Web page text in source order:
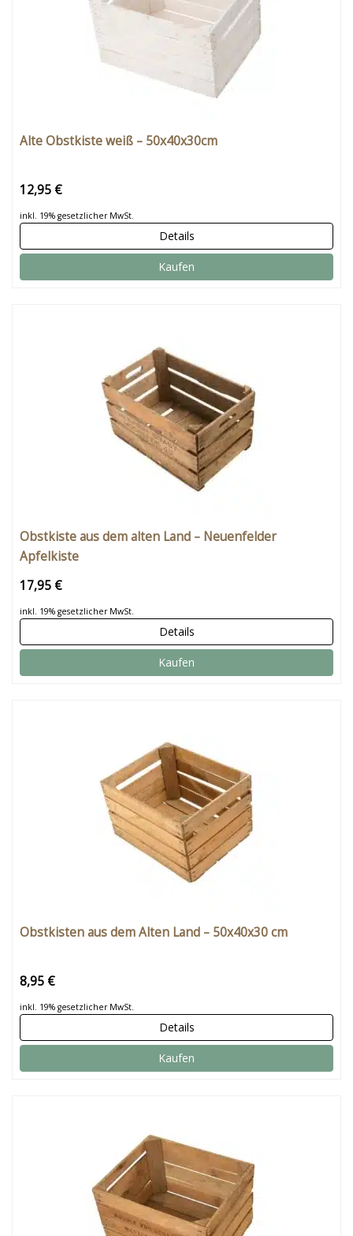
Alte Obstkiste weiß – 50x40x30cm
12,95 €
inkl. 19% gesetzlicher MwSt.
Details
Kaufen
Obstkiste aus dem alten Land – Neuenfelder
Apfelkiste
17,95 €
inkl. 19% gesetzlicher MwSt.
Details
Kaufen
Obstkisten aus dem Alten Land – 50x40x30 cm
8,95 €
inkl. 19% gesetzlicher MwSt.
Details
Kaufen